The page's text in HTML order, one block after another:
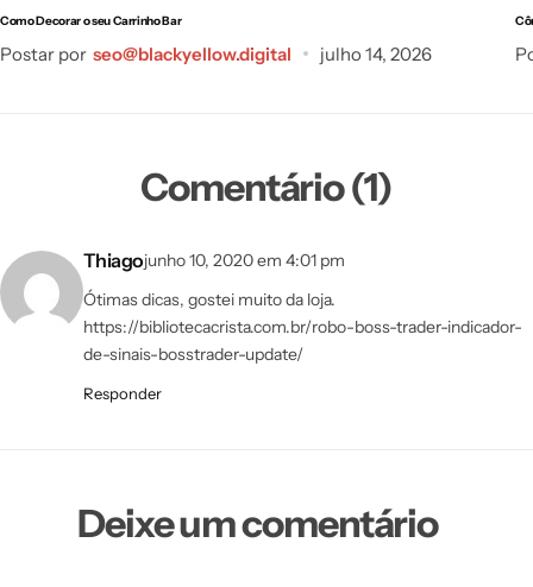
Como Decorar o seu Carrinho Bar
Postar por seo@blackyellow.digital julho 14, 2026
Comentário (1)
Thiagojunho 10, 2020 em 4:01 pm
Ótimas dicas, gostei muito da loja.
https://bibliotecacrista.com.br/robo-boss-trader-indicador-
de-sinais-bosstrader-update/
Responder
Deixe um comentário